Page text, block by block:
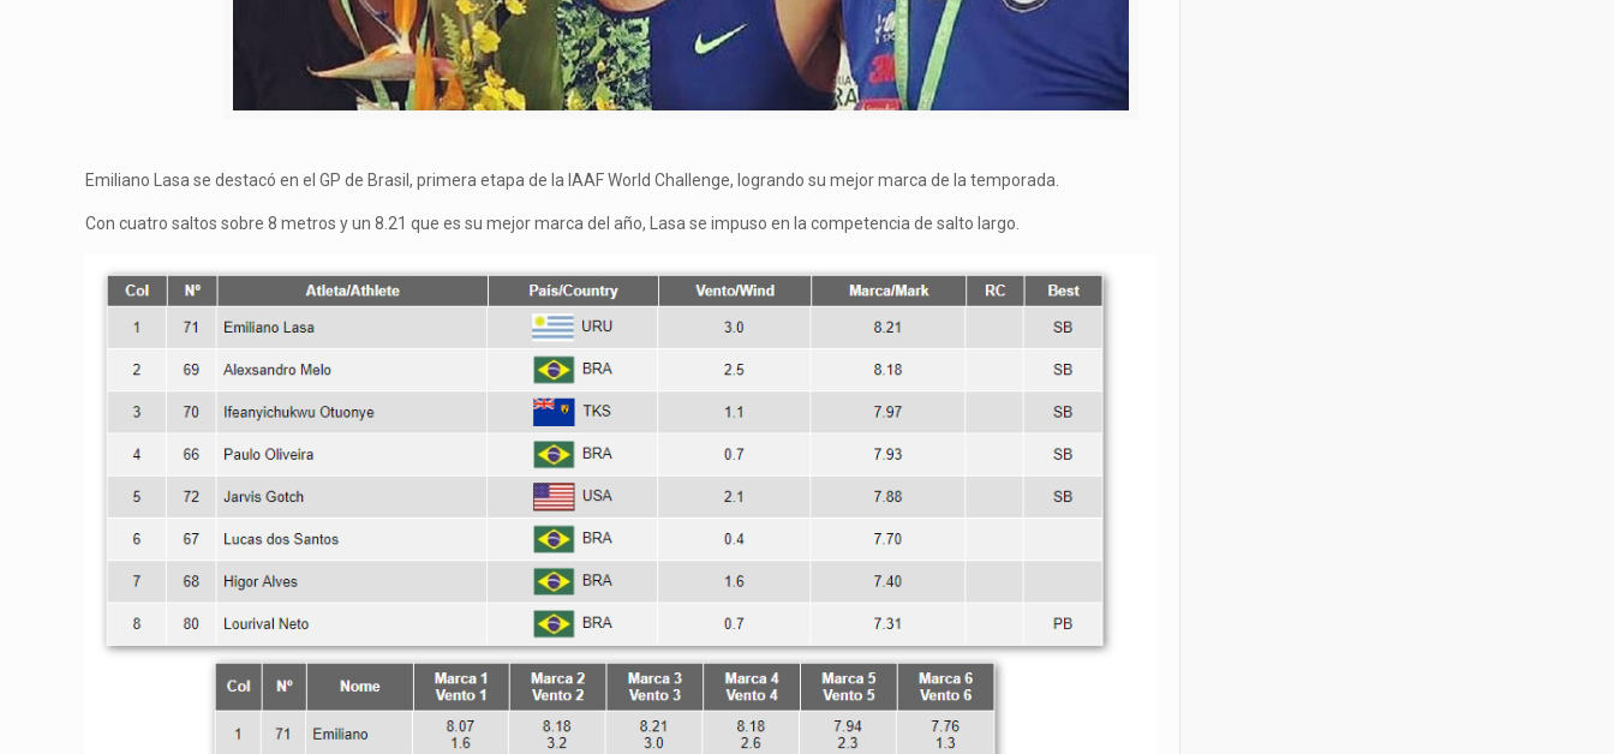
Emiliano Lasa se destacó en el GP de Brasil, primera etapa de la IAAF World Challenge, logrando su mejor marca de la temporada.
Con cuatro saltos sobre 8 metros y un 8.21 que es su mejor marca del año, Lasa se impuso en la competencia de salto largo.